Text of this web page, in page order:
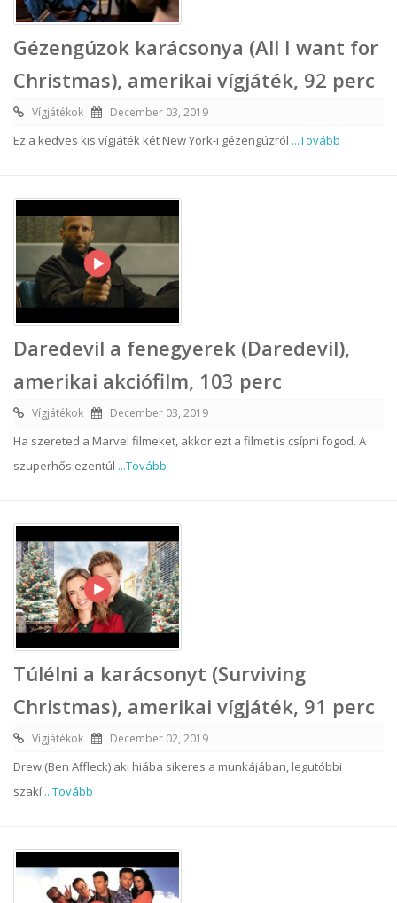
Gézengúzok karácsonya (All I want for
Christmas), amerikai vígjáték, 92 perc
Vígjátékok December 03, 2019
Ez a kedves kis vígjáték két New York-i gézengúzról ...Tovább
Daredevil a fenegyerek (Daredevil),
amerikai akciófilm, 103 perc
Vígjátékok December 03, 2019
Ha szereted a Marvel filmeket, akkor ezt a filmet is csípni fogod. A
szuperhős ezentúl ...Tovább
Túlélni a karácsonyt (Surviving
Christmas), amerikai vígjáték, 91 perc
Vígjátékok December 02, 2019
Drew (Ben Affleck) aki hiába sikeres a munkájában, legutóbbi
szakí ...Tovább